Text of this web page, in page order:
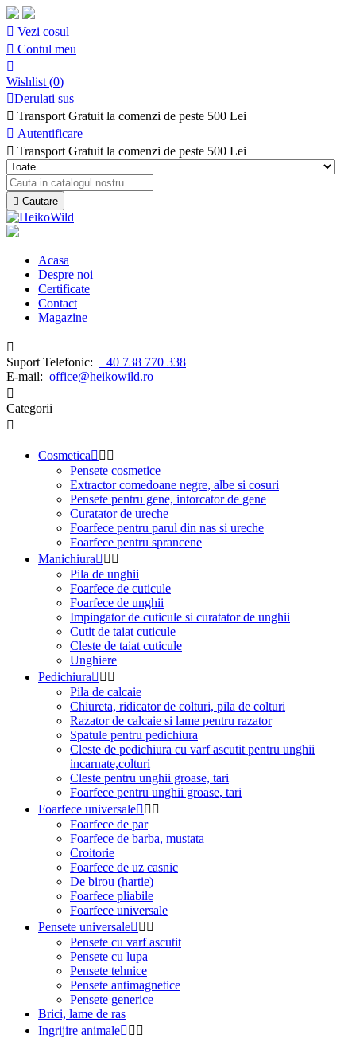
 Vezi cosul
 Contul meu

Wishlist (0)
Derulati sus
 Transport Gratuit la comenzi de peste 500 Lei
 Autentificare
 Transport Gratuit la comenzi de peste 500 Lei
 Cautare
Acasa
Despre noi
Certificate
Contact
Magazine

Suport Telefonic: +40 738 770 338
E-mail: office@heikowild.ro

Categorii

Cosmetica  
Pensete cosmetice
Extractor comedoane negre, albe si cosuri
Pensete pentru gene, intorcator de gene
Curatator de ureche
Foarfece pentru parul din nas si ureche
Foarfece pentru sprancene
Manichiura  
Pila de unghii
Foarfece de cuticule
Foarfece de unghii
Impingator de cuticule si curatator de unghii
Cutit de taiat cuticule
Cleste de taiat cuticule
Unghiere
Pedichiura  
Pila de calcaie
Chiureta, ridicator de colturi, pila de colturi
Razator de calcaie si lame pentru razator
Spatule pentru pedichiura
Cleste de pedichiura cu varf ascutit pentru unghii
incarnate,colturi
Cleste pentru unghii groase, tari
Foarfece pentru unghii groase, tari
Foarfece universale  
Foarfece de par
Foarfece de barba, mustata
Croitorie
Foarfece de uz casnic
De birou (hartie)
Foarfece pliabile
Foarfece universale
Pensete universale  
Pensete cu varf ascutit
Pensete cu lupa
Pensete tehnice
Pensete antimagnetice
Pensete generice
Brici, lame de ras
Ingrijire animale  